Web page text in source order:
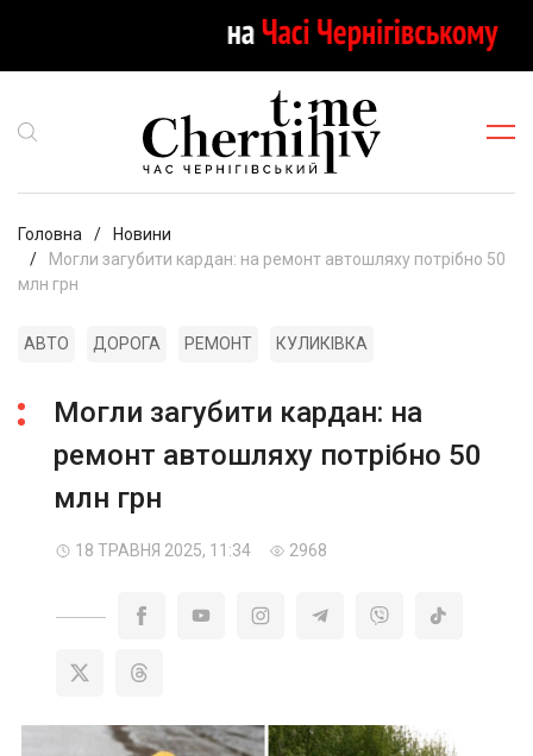
Головна
Новини
Могли загубити кардан: на ремонт автошляху потрібно 50
млн грн
АВТО ДОРОГА РЕМОНТ КУЛИКІВКА
Могли загубити кардан: на
ремонт автошляху потрібно 50
млн грн
18 ТРАВНЯ 2025, 11:34 2968